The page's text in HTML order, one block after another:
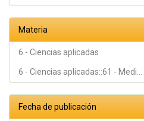
Materia
6 - Ciencias aplicadas
6 - Ciencias aplicadas::61 - Medi...
Fecha de publicación